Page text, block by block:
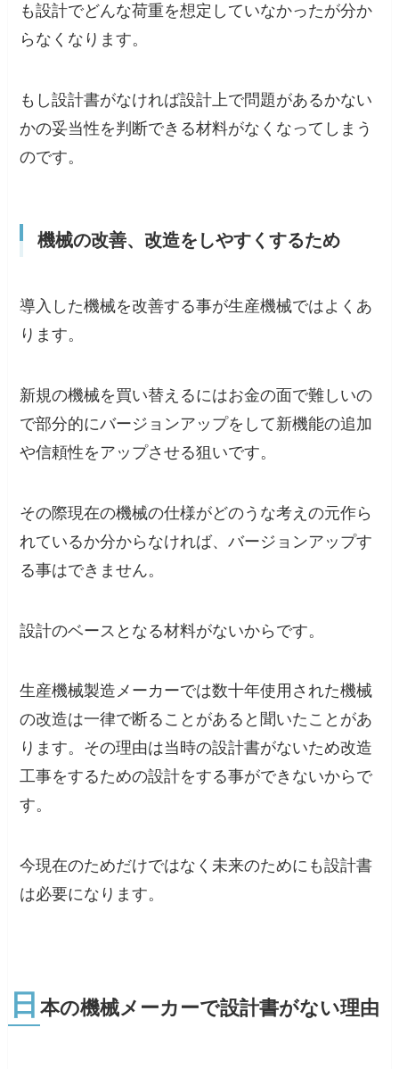
も設計でどんな荷重を想定していなかったが分か
らなくなります。
もし設計書がなければ設計上で問題があるかない
かの妥当性を判断できる材料がなくなってしまう
のです。
機械の改善、改造をしやすくするため
導入した機械を改善する事が生産機械ではよくあ
ります。
新規の機械を買い替えるにはお金の面で難しいの
で部分的にバージョンアップをして新機能の追加
や信頼性をアップさせる狙いです。
その際現在の機械の仕様がどのうな考えの元作ら
れているか分からなければ、バージョンアップす
る事はできません。
設計のベースとなる材料がないからです。
生産機械製造メーカーでは数十年使用された機械
の改造は一律で断ることがあると聞いたことがあ
ります。その理由は当時の設計書がないため改造
工事をするための設計をする事ができないからで
す。
今現在のためだけではなく未来のためにも設計書
は必要になります。
日 本の機械メーカーで設計書がない理由